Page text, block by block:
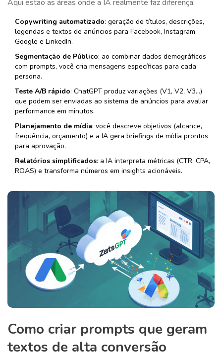
Aqui estão as áreas onde a IA realmente faz diferença:
Copywriting automatizado: geração de títulos, descrições,
legendas e textos de anúncios para Facebook, Instagram,
Google e LinkedIn.
Segmentação de Público: ao combinar dados demográficos
com prompts, você cria mensagens específicas para cada
persona.
Teste A/B rápido: ChatGPT produz variações (V1, V2, V3…)
que podem ser enviadas ao sistema de anúncios para avaliar
performance em minutos.
Planejamento de mídia: você descreve objetivos (alcance,
frequência, orçamento) e a IA gera briefings de mídia prontos
para aprovação.
Relatórios simplificados: a IA interpreta métricas (CTR, CPA,
ROAS) e transforma números em insights acionáveis.
Como criar prompts que geram
textos de alta conversão